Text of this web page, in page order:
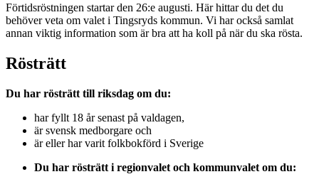
Förtidsröstningen startar den 26:e augusti. Här hittar du det du
behöver veta om valet i Tingsryds kommun. Vi har också samlat
annan viktig information som är bra att ha koll på när du ska rösta.
Rösträtt
Du har rösträtt till riksdag om du:
har fyllt 18 år senast på valdagen,
är svensk medborgare och
är eller har varit folkbokförd i Sverige
Du har rösträtt i regionvalet och kommunvalet om du: